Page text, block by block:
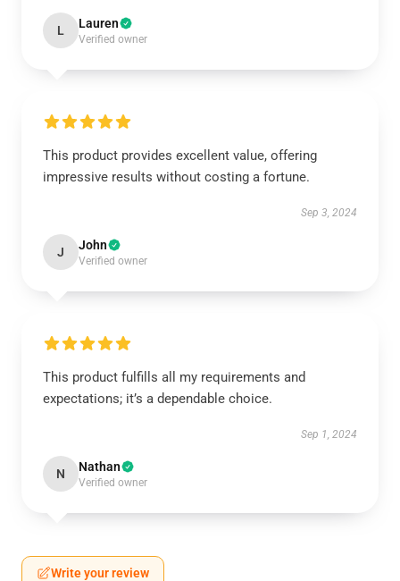
L Lauren
Verified owner
This product provides excellent value, offering
impressive results without costing a fortune.
Sep 3, 2024
J John
Verified owner
This product fulfills all my requirements and
expectations; it’s a dependable choice.
Sep 1, 2024
N Nathan
Verified owner
Write your review